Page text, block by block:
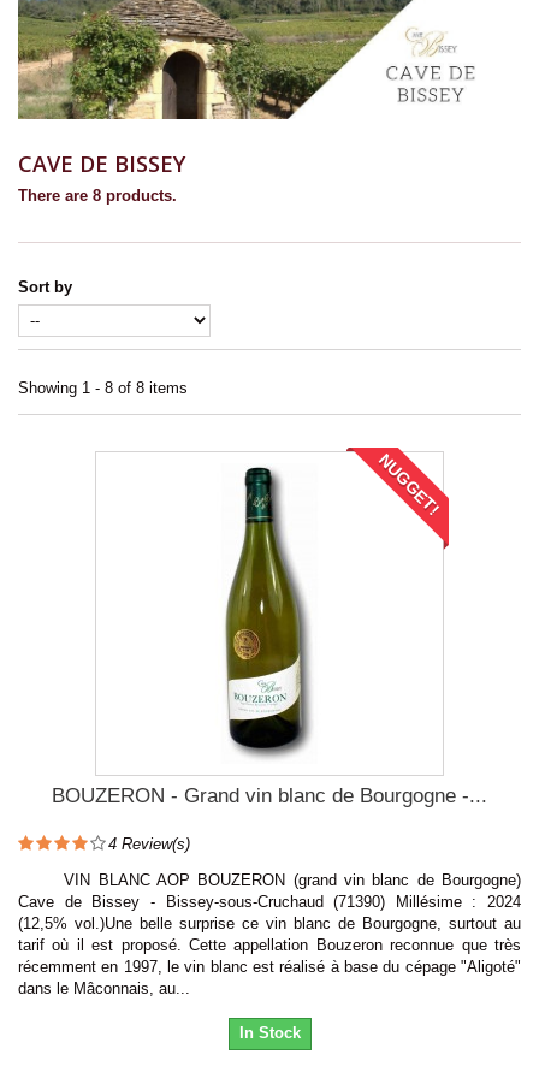
CAVE DE BISSEY
There are 8 products.
Sort by
Showing 1 - 8 of 8 items
NUGGET!
BOUZERON - Grand vin blanc de Bourgogne -...
4 Review(s)
VIN BLANC AOP BOUZERON (grand vin blanc de Bourgogne)
Cave de Bissey - Bissey-sous-Cruchaud (71390) Millésime : 2024
(12,5% vol.)Une belle surprise ce vin blanc de Bourgogne, surtout au
tarif où il est proposé. Cette appellation Bouzeron reconnue que très
récemment en 1997, le vin blanc est réalisé à base du cépage "Aligoté"
dans le Mâconnais, au...
In Stock